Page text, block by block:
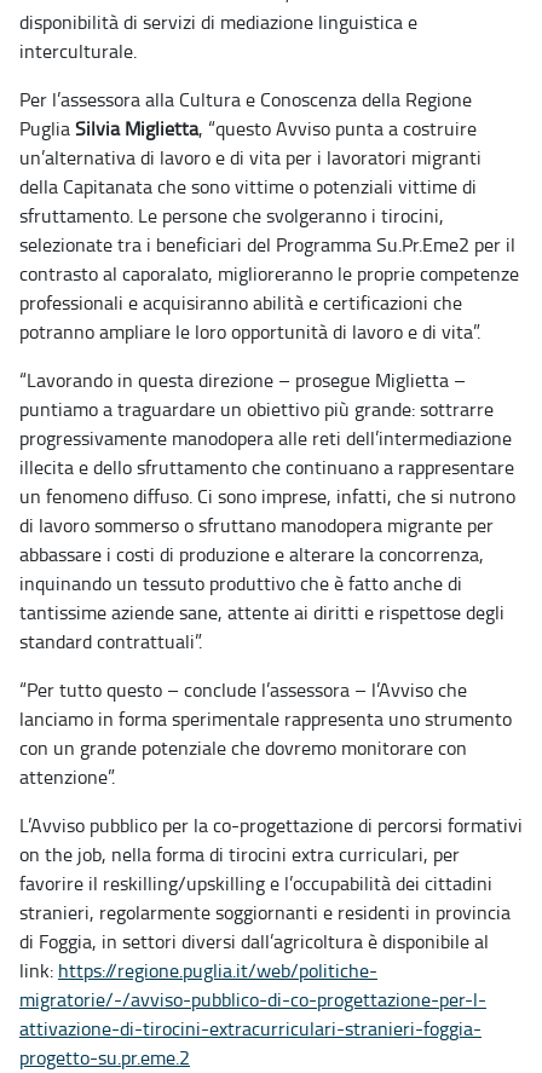
disponibilità di servizi di mediazione linguistica e
interculturale.
Per l’assessora alla Cultura e Conoscenza della Regione
PugliaSilvia Miglietta, “questo Avviso punta a costruire
un’alternativa di lavoro e di vita per i lavoratori migranti
della Capitanata che sono vittime o potenziali vittime di
sfruttamento. Le persone che svolgeranno i tirocini,
selezionate tra i beneficiari del Programma Su.Pr.Eme2 per il
contrasto al caporalato, miglioreranno le proprie competenze
professionali e acquisiranno abilità e certificazioni che
potranno ampliare le loro opportunità di lavoro e di vita”.
“Lavorando in questa direzione – prosegue Miglietta –
puntiamo a traguardare un obiettivo più grande: sottrarre
progressivamente manodopera alle reti dell’intermediazione
illecita e dello sfruttamento che continuano a rappresentare
un fenomeno diffuso. Ci sono imprese, infatti, che si nutrono
di lavoro sommerso o sfruttano manodopera migrante per
abbassare i costi di produzione e alterare la concorrenza,
inquinando un tessuto produttivo che è fatto anche di
tantissime aziende sane, attente ai diritti e rispettose degli
standard contrattuali”.
“Per tutto questo – conclude l’assessora – l’Avviso che
lanciamo in forma sperimentale rappresenta uno strumento
con un grande potenziale che dovremo monitorare con
attenzione”.
L’Avviso pubblico per la co-progettazione di percorsi formativi
on the job, nella forma di tirocini extra curriculari, per
favorire il reskilling/upskilling e l’occupabilità dei cittadini
stranieri, regolarmente soggiornanti e residenti in provincia
di Foggia, in settori diversi dall’agricoltura è disponibile al
link: https://regione.puglia.it/web/politiche-
migratorie/-/avviso-pubblico-di-co-progettazione-per-l-
attivazione-di-tirocini-extracurriculari-stranieri-foggia-
progetto-su.pr.eme.2